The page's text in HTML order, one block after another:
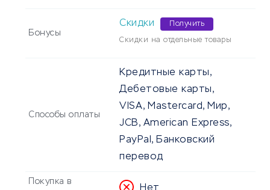
Бонусы
Скидки Получить
Скидки на отдельные товары
Способы оплаты
Кредитные карты,
Дебетовые карты,
VISA, Mastercard, Мир,
JCB, American Express,
PayPal, Банковский
перевод
Покупка в